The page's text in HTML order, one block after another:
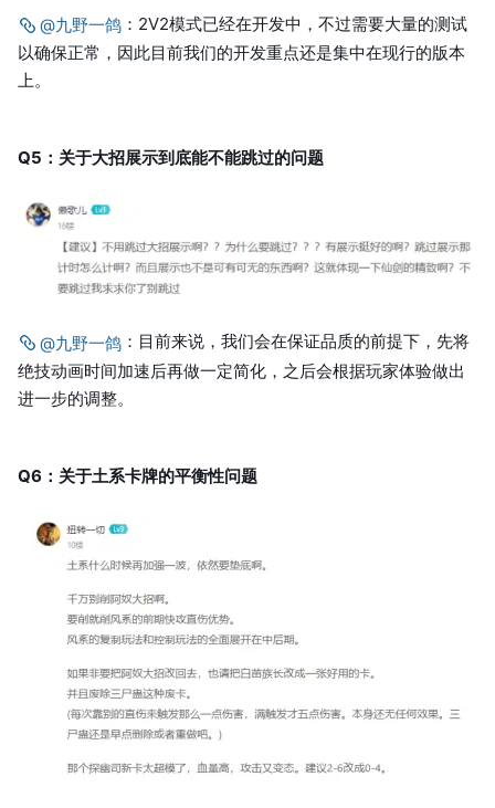
@九野一鸽 ：2V2模式已经在开发中，不过需要大量的测试
以确保正常，因此目前我们的开发重点还是集中在现行的版本
上。
Q5：关于大招展示到底能不能跳过的问题
@九野一鸽 ：目前来说，我们会在保证品质的前提下，先将
绝技动画时间加速后再做一定简化，之后会根据玩家体验做出
进一步的调整。
Q6：关于土系卡牌的平衡性问题